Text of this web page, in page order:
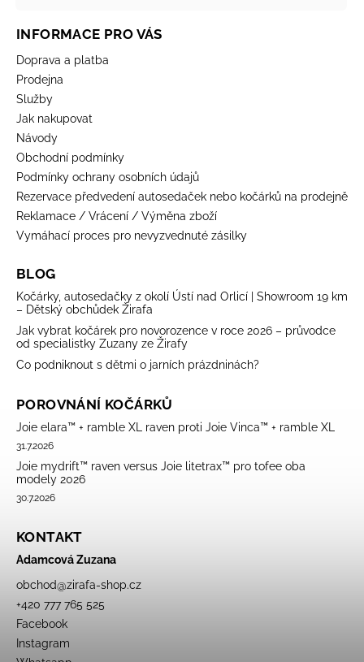
INFORMACE PRO VÁS
Doprava a platba
Prodejna
Služby
Jak nakupovat
Návody
Obchodní podmínky
Podmínky ochrany osobních údajů
Rezervace předvedení autosedaček nebo kočárků na prodejně
Reklamace / Vrácení / Výměna zboží
Vymáhací proces pro nevyzvednuté zásilky
BLOG
Kočárky, autosedačky z okolí Ústí nad Orlicí | Showroom 19 km
– Dětský obchůdek Žirafa
Jak vybrat kočárek pro novorozence v roce 2026 – průvodce
od specialistky Zuzany ze Žirafy
Co podniknout s dětmi o jarních prázdninách?
POROVNÁNÍ KOČÁRKŮ
Joie elara™ + ramble XL raven proti Joie Vinca™ + ramble XL
31.7.2026
Joie mydrift™ raven versus Joie litetrax™ pro tofee oba
modely 2026
30.7.2026
KONTAKT
Adamcová Zuzana
obchod@zirafa-shop.cz
+420 777 765 525
Facebook
Instagram